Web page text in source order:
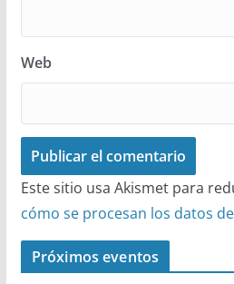
Web
Este sitio usa Akismet para
cómo se procesan los datos
Próximos eventos